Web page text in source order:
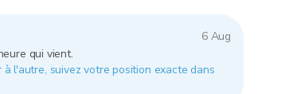
6 Aug
qui vient.
l'autre, suivez votre position exacte dans